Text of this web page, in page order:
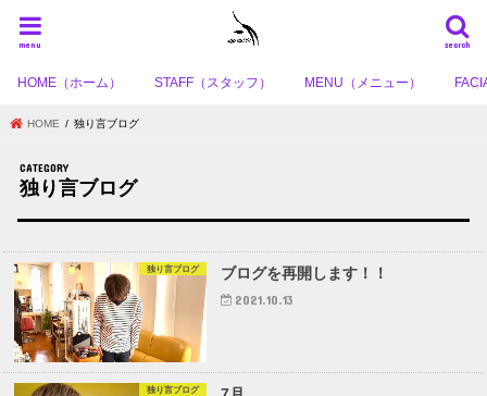
search
menu
HOME（ホーム） STAFF（スタッフ） MENU（メニュー）
HOME 独り言ブログ
独り言ブログ
独り言ブログ ブログを再開します！！
2021.10.13
独り言ブログ